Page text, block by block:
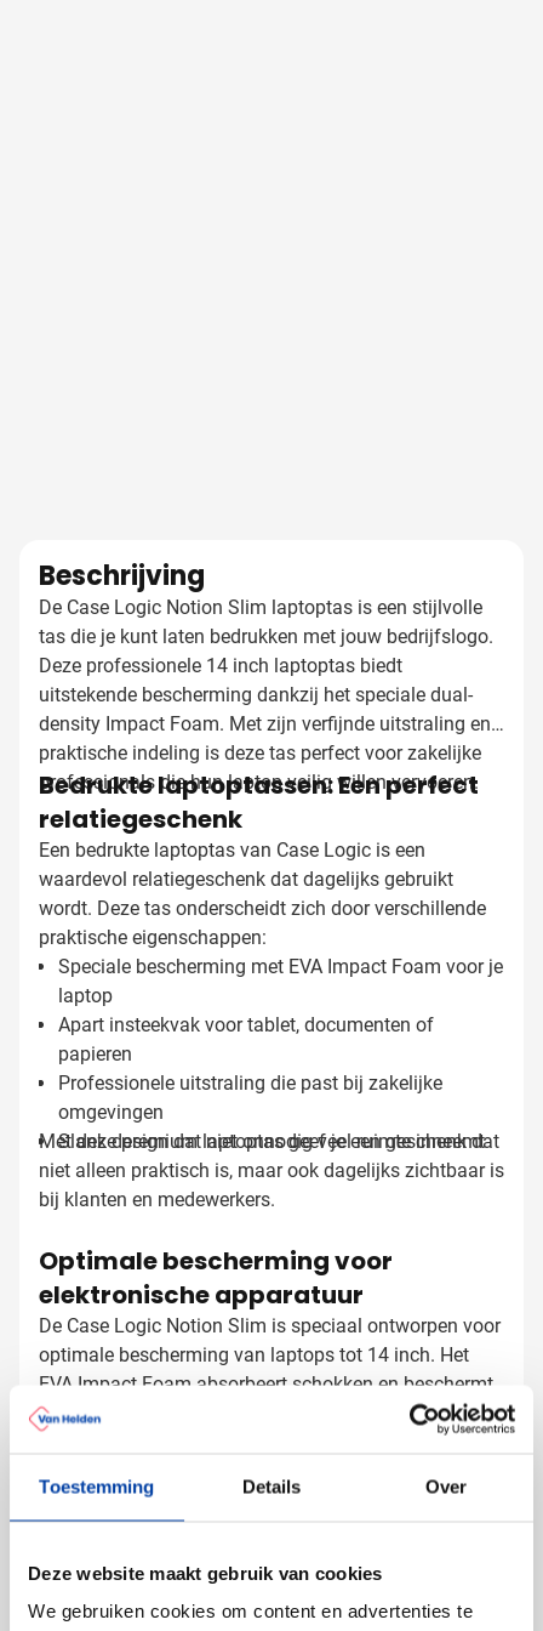
Toestemming Details Over
Deze website maakt gebruik van cookies
We gebruiken cookies om content en advertenties te
Beschrijving
De Case Logic Notion Slim laptoptas is een stijlvolle
tas die je kunt laten bedrukken met jouw bedrijfslogo.
Deze professionele 14 inch laptoptas biedt
uitstekende bescherming dankzij het speciale dual-
density Impact Foam. Met zijn verfijnde uitstraling en
praktische indeling is deze tas perfect voor zakelijke
professionals die hun laptop veilig willen vervoeren.
Bedrukte laptoptassen: Een perfect
relatiegeschenk
Een bedrukte laptoptas van Case Logic is een
waardevol relatiegeschenk dat dagelijks gebruikt
wordt. Deze tas onderscheidt zich door verschillende
praktische eigenschappen:
Speciale bescherming met EVA Impact Foam voor je
laptop
Apart insteekvak voor tablet, documenten of
papieren
Professionele uitstraling die past bij zakelijke
omgevingen
Slank design dat niet onnodig veel ruimte inneemt
Met deze premium laptoptas geef je een geschenk dat
niet alleen praktisch is, maar ook dagelijks zichtbaar is
bij klanten en medewerkers.
Optimale bescherming voor
elektronische apparatuur
De Case Logic Notion Slim is speciaal ontworpen voor
optimale bescherming van laptops tot 14 inch. Het
EVA Impact Foam absorbeert schokken en beschermt
je apparatuur tegen stoten. Het gestructureerde
insteekvak houdt je tablet veilig gescheiden van
vervoer.
Laptoptassen laten bedrukken met
Bij Van Helden Relatiegeschenken bedrukken we jouw